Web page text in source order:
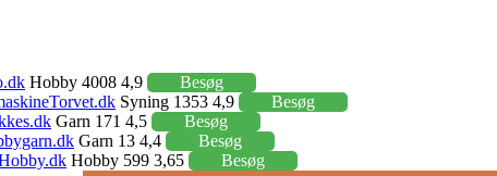
Hobby 4008 4,9
Besøg
Syning 1353 4,9
Besøg
Garn 171 4,5
Besøg
Garn 13 4,4
Besøg
Hobby 599 3,65
Besøg